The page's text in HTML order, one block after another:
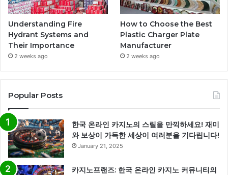
Understanding Fire
Hydrant Systems and
Their Importance
2 weeks ago
How to Choose the Best
Plastic Charger Plate
Manufacturer
2 weeks ago
Popular Posts
한국 온라인 카지노의 스릴을 만끽하세요! 재미
와 보상이 가득한 세상이 여러분을 기다립니다!
January 21, 2025
카지노프랜즈: 한국 온라인 카지노 커뮤니티의